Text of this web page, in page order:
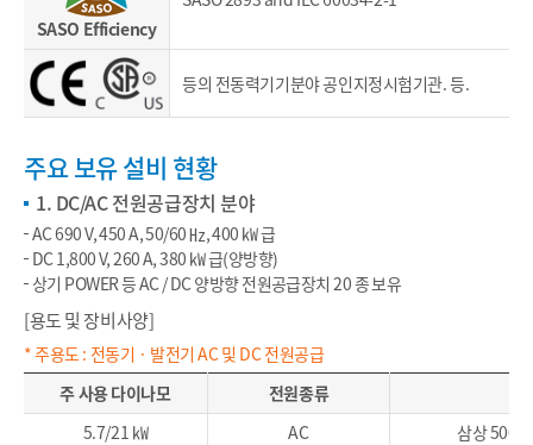
SASO Efficiency
등의 전동력기기분야 공인지정시험기관. 등.
주요 보유 설비 현황
1. DC/AC 전원공급장치 분야
AC 690 V, 450 A, 50/60 ㎐, 400 ㎾ 급
DC 1,800 V, 260 A, 380 ㎾ 급(양방향)
상기 POWER 등 AC / DC 양방향 전원공급장치 20 종 보유
[용도 및 장비사양]
* 주용도 : 전동기 · 발전기 AC 및 DC 전원공급
주 사용 다이나모
전원종류
5.7/21 ㎾
AC 삼상 500